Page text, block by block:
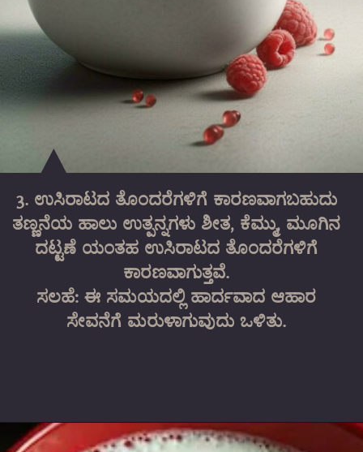
3. ಉಸಿರಾಟದ ತೊಂದರೆಗಳಿಗೆ ಕಾರಣವಾಗಬಹುದು
ತಣ್ಣನೆಯ ಹಾಲು ಉತ್ಪನ್ನಗಳು ಶೀತ, ಕೆಮ್ಮು, ಮೂಗಿನ
ದಟ್ಟಣೆ ಯಂತಹ ಉಸಿರಾಟದ ತೊಂದರೆಗಳಿಗೆ
ಕಾರಣವಾಗುತ್ತವೆ.
ಸಲಹೆ: ಈ ಸಮಯದಲ್ಲಿ ಹಾರ್ದವಾದ ಆಹಾರ
ಸೇವನೆಗೆ ಮರುಳಾಗುವುದು ಒಳಿತು.